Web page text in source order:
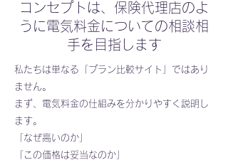
コンセプトは、保険代理店のよ
うに電気料金についての相談相
手を目指します
私たちは単なる「プラン比較サイト」ではあり
ません。
まず、電気料金の仕組みを分かりやすく説明し
ます。
「なぜ高いのか」
「この価格は妥当なのか」